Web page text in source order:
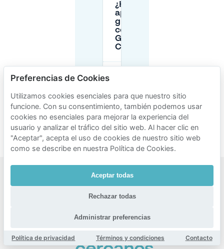
¿Hay
aparcamiento
gratuito
cerca de Les
Goudes y
Callelongue?
estacionamiento
ilegal en la vía
cerca de las
Calanques?
Zonas
populares
para
aparcar
Preferencias de Cookies
Utilizamos cookies esenciales para que nuestro sitio
funcione. Con su consentimiento, también podemos usar
cookies no esenciales para mejorar la experiencia del
usuario y analizar el tráfico del sitio web. Al hacer clic en
"Aceptar", acepta el uso de cookies de nuestro sitio web
como se describe en nuestra Política de Cookies.
Aceptar todas
Rechazar todas
Administrar preferencias
Política de privacidad Términos y condiciones Contacto